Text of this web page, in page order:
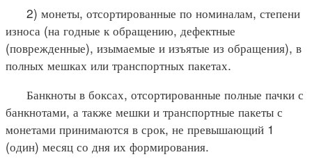
2) монеты, отсортированные по номиналам, степени
износа (на годные к обращению, дефектные
(поврежденные), изымаемые и изъятые из обращения), в
полных мешках или транспортных пакетах.
Банкноты в боксах, отсортированные полные пачки с
банкнотами, а также мешки и транспортные пакеты с
монетами принимаются в срок, не превышающий 1
(один) месяц со дня их формирования.